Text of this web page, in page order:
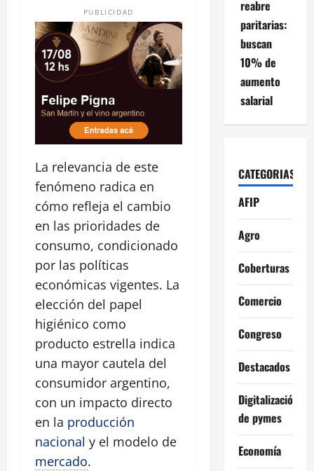
PUBLICIDAD
La relevancia de este
fenómeno radica en
cómo refleja el cambio
en las prioridades de
consumo, condicionado
por las políticas
económicas vigentes. La
elección del papel
higiénico como
producto estrella indica
una mayor cautela del
consumidor argentino,
con un impacto directo
en la producción
nacional y el modelo de
mercado.
reabre
paritarias:
buscan
10% de
aumento
salarial
CATEGORIAS
AFIP
Agro
Coberturas
Comercio
Congreso
Destacados
Digitalización
de pymes
Economía